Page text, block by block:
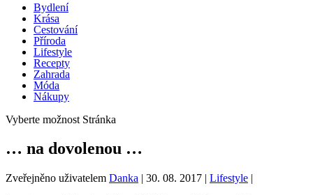
Bydlení
Krása
Cestování
Příroda
Lifestyle
Recepty
Zahrada
Móda
Nákupy
Vyberte možnost Stránka
… na dovolenou …
Zveřejněno uživatelem Danka | 30. 08. 2017 | Lifestyle |